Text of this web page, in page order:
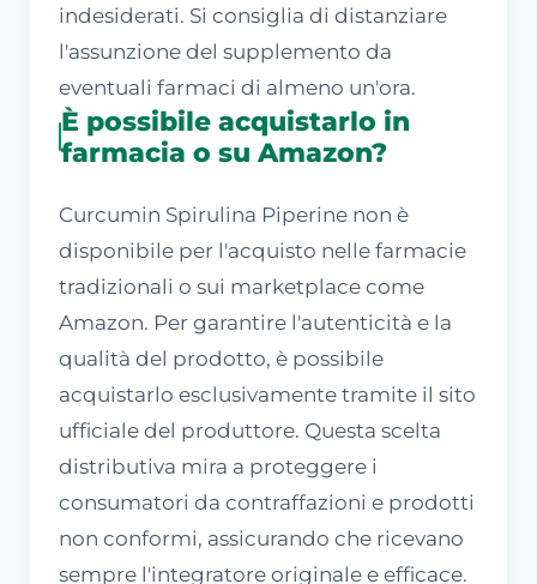
indesiderati. Si consiglia di distanziare
l'assunzione del supplemento da
eventuali farmaci di almeno un'ora.
È possibile acquistarlo in
farmacia o su Amazon?
Curcumin Spirulina Piperine non è
disponibile per l'acquisto nelle farmacie
tradizionali o sui marketplace come
Amazon. Per garantire l'autenticità e la
qualità del prodotto, è possibile
acquistarlo esclusivamente tramite il sito
ufficiale del produttore. Questa scelta
distributiva mira a proteggere i
consumatori da contraffazioni e prodotti
non conformi, assicurando che ricevano
sempre l'integratore originale e efficace.